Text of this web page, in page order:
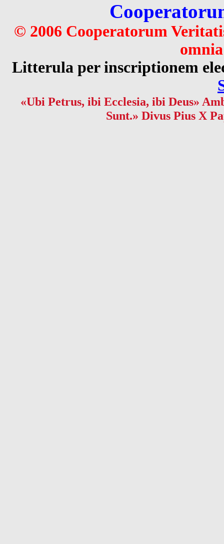
© 2006 Cooperatorum
Litterula per inscriptionem
«Ubi Petrus, ibi Ecclesia, ibi Deus»
Sunt.» Divus Pius X